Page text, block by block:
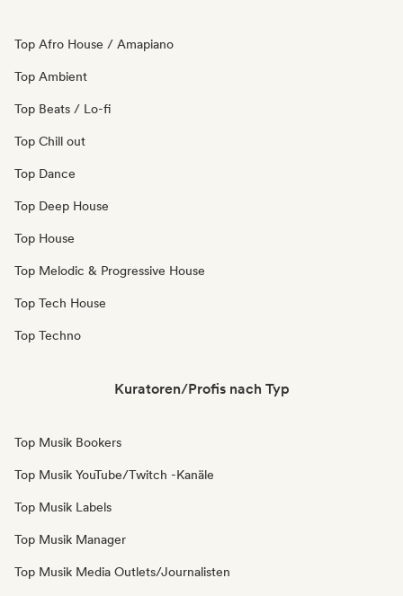
Top Afro House / Amapiano
Top Ambient
Top Beats / Lo-fi
Top Chill out
Top Dance
Top Deep House
Top House
Top Melodic & Progressive House
Top Tech House
Top Techno
Kuratoren/Profis nach Typ
Top Musik Bookers
Top Musik YouTube/Twitch -Kanäle
Top Musik Labels
Top Musik Manager
Top Musik Media Outlets/Journalisten